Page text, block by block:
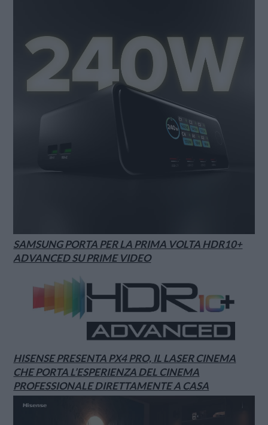
SAMSUNG PORTA PER LA PRIMA VOLTA HDR10+
ADVANCED SU PRIME VIDEO
HISENSE PRESENTA PX4 PRO, IL LASER CINEMA
CHE PORTA L’ESPERIENZA DEL CINEMA
PROFESSIONALE DIRETTAMENTE A CASA